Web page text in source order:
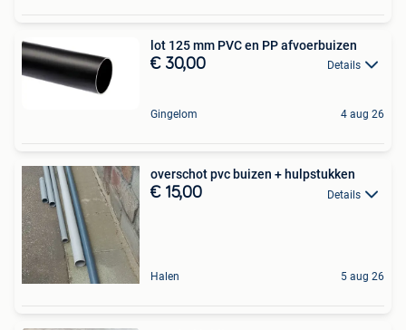
lot 125 mm PVC en PP afvoerbuizen
€ 30,00 Details
Gingelom 4 aug 26
overschot pvc buizen + hulpstukken
€ 15,00 Details
Halen 5 aug 26